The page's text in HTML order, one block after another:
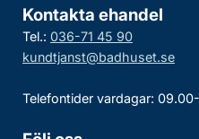
Kontakta ehandel
Tel.: 036-71 45 90
kundtjanst@badhuset.se
Telefontider vardagar: